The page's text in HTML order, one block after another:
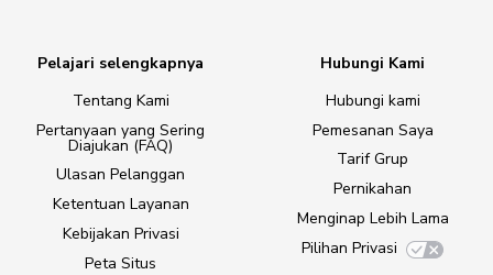
Pelajari selengkapnya
Tentang Kami
Pertanyaan yang Sering
Diajukan (FAQ)
Ulasan Pelanggan
Ketentuan Layanan
Kebijakan Privasi
Peta Situs
Hubungi Kami
Hubungi kami
Pemesanan Saya
Tarif Grup
Pernikahan
Menginap Lebih Lama
Pilihan Privasi